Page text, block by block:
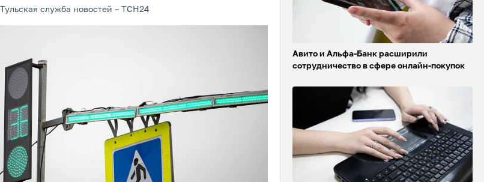
Тульская служба новостей ТСН24
Авито и Альфа-Банк расширили
сотрудничество в сфере онлайн-покупок